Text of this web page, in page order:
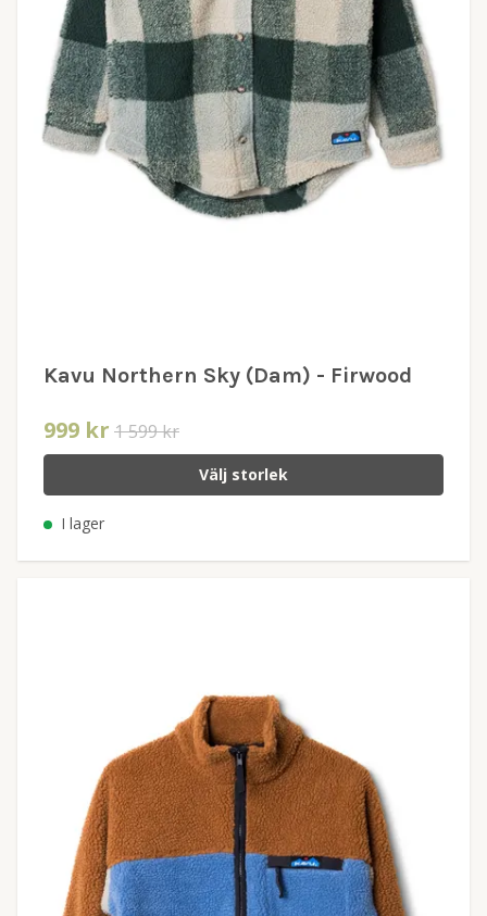
Kavu Northern Sky (Dam) - Firwood
999 kr 1 599 kr
Välj storlek
I lager